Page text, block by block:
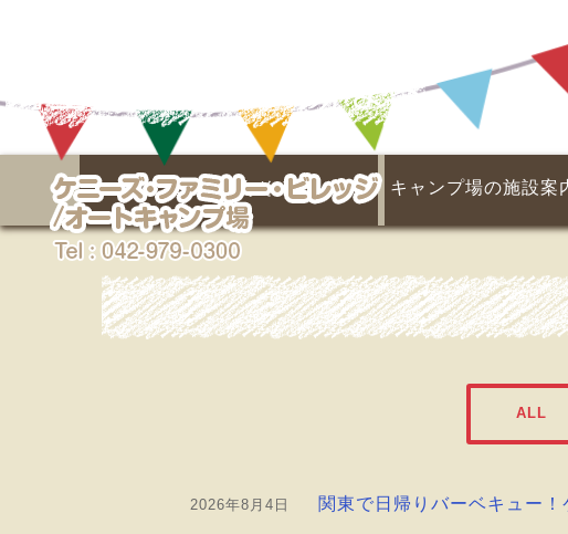
埼玉県キャンプ場なら
ケニーズであそぶ！
名栗川と天然プール
マス釣り場
あそびの広場
イベント
季節の楽しみ
キャンプ場の施設案
ALL
2026年8月4日 関東で日帰りバーベキュー